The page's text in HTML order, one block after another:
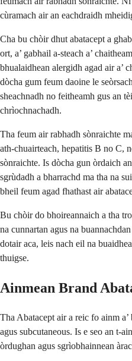
cùramach air an eachdraidh
Cha bu chòir dhut abatacept a
ort, a’ gabhail a-steach a’
bhualaidhean alergidh agad air a’
dòcha gum feum daoine le
sheachnadh no feitheamh gus an
chrìochnachadh.
Tha feum air rabhadh sònraichte
ath-chuairteach, hepatitis B no C,
sònraichte. Is dòcha gun òrdaich
sgrùdadh a bharrachd ma tha na
bheil feum agad fhathast air
Bu chòir do bhoireannaich a tha
na cunnartan agus na
dotair aca, leis nach eil na
thuigse.
Ainmean Brand
Tha Abatacept air a reic fo ainm
agus subcutaneous. Is e seo an t-
òrdughan agus sgrìobhainnean